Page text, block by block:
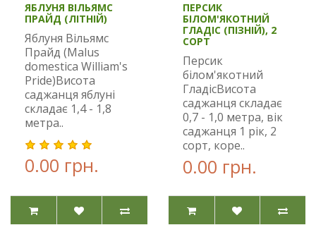
ЯБЛУНЯ ВІЛЬЯМС
ПРАЙД (ЛІТНІЙ)
Яблуня Вільямс
Прайд (Malus
domestica William's
Pride)Висота
саджанця яблуні
складає 1,4 - 1,8
метра..
0.00 грн.
ПЕРСИК
БІЛОМ'ЯКОТНИЙ
ГЛАДІС (ПІЗНІЙ), 2
СОРТ
Персик
білом'якотний
ГладісВисота
саджанця складає
0,7 - 1,0 метра, вік
саджанця 1 рік, 2
сорт, коре..
0.00 грн.